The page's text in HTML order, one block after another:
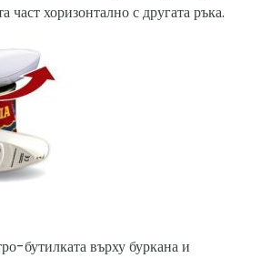
част хоризонтално с другата ръка.
бутилката върху буркана и